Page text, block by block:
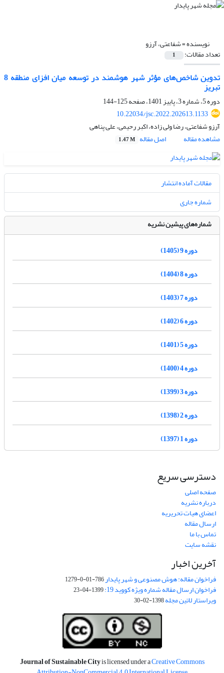
نویسنده =شفاعتی، آرزو
تعداد مقالات: 1
تدوین شاخص‌های مؤثر شهر هوشمند در توسعه میان افزای منطقه 8
تبریز
دوره 5، شماره 3، پاییز 1401، صفحه
125-144
10.22034/jsc.2022.202613.1133
آرزو شفاعتی، رضا ولی زاده، اکبر رحیمی، علی پناهی
مشاهده مقاله
اصل مقاله 1.47 M
مقالات آماده انتشار
شماره جاری
شماره‌های پیشین نشریه
دوره 9 (1405)
دوره 8 (1404)
دوره 7 (1403)
دوره 6 (1402)
دوره 5 (1401)
دوره 4 (1400)
دوره 3 (1399)
دوره 2 (1398)
دوره 1 (1397)
دسترسی سریع
صفحه اصلی
درباره نشریه
اعضای هیات تحریریه
ارسال مقاله
تماس با ما
نقشه سایت
آخرین اخبار
فراخوان مقاله: هوش مصنوعی و شهر پایدار786-01-0-1279
فراخوان ارسال مقاله شماره ویژه کووید 19: 1399-04-23
ویراستار لاتین مجله1398-02-30
Journal of Sustainable Cityis licensed under aCreative Commons